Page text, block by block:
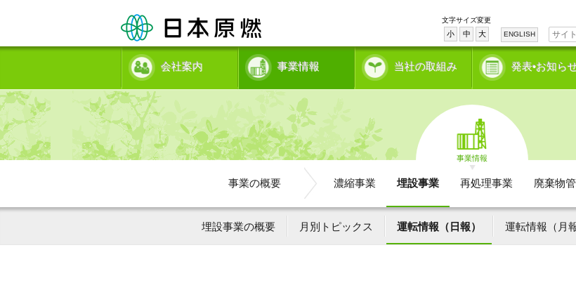
文字サイズ変更
小 中 大 ENGLISH
会社案内 事業情報 当社の取組み 発表•お知ら
事業情報
事業の概要 濃縮事業 埋設事業 再処理事業 廃棄物
埋設事業の概要 月別トピックス 運転情報（日報） 運転情報（月報